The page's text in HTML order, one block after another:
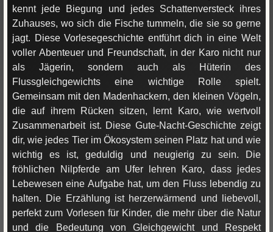
kennt jede Biegung und jedes Schattenversteck ihres
Zuhauses, wo sich die Fische tummeln, die sie so gerne
jagt. Diese Vorlesegeschichte entführt dich in eine Welt
voller Abenteuer und Freundschaft, in der Karo nicht nur
als Jägerin, sondern auch als Hüterin des
Flussgleichgewichts eine wichtige Rolle spielt.
Gemeinsam mit den Madenhackern, den kleinen Vögeln,
die auf ihrem Rücken sitzen, lernt Karo, wie wertvoll
Zusammenarbeit ist. Diese Gute-Nacht-Geschichte zeigt
dir, wie jedes Tier im Ökosystem seinen Platz hat und wie
wichtig es ist, geduldig und neugierig zu sein. Die
fröhlichen Nilpferde am Ufer lehren Karo, dass jedes
Lebewesen eine Aufgabe hat, um den Fluss lebendig zu
halten. Die Erzählung ist herzerwärmend und liebevoll,
perfekt zum Vorlesen für Kinder, die mehr über die Natur
und die Bedeutung von Gleichgewicht und Respekt